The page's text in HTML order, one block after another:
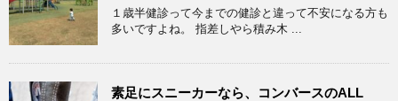
１歳半健診って今までの健診と違って不安になる方も
多いですよね。 指差しやら積み木 ...
素足にスニーカーなら、コンバースのALL